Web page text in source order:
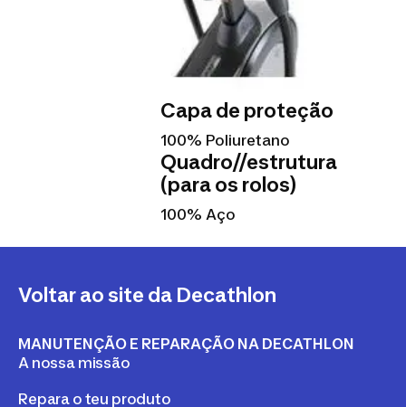
Capa de proteção
100% Poliuretano
Quadro//estrutura
(para os rolos)
100% Aço
Voltar ao site da Decathlon
MANUTENÇÃO E REPARAÇÃO NA DECATHLON
A nossa missão
Repara o teu produto